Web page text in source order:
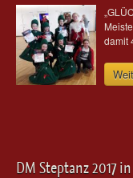
damit
DM Steptanz 2017